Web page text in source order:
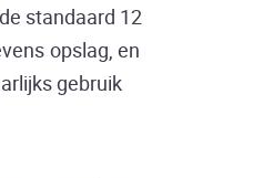
standaard 12
opslag, en
gebruik